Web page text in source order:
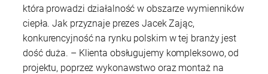
która prowadzi działalność w obszarze wymienników
ciepła. Jak przyznaje prezes Jacek Zając,
konkurencyjność na rynku polskim w tej branży jest
dość duża. – Klienta obsługujemy kompleksowo, od
projektu, poprzez wykonawstwo oraz montaż na